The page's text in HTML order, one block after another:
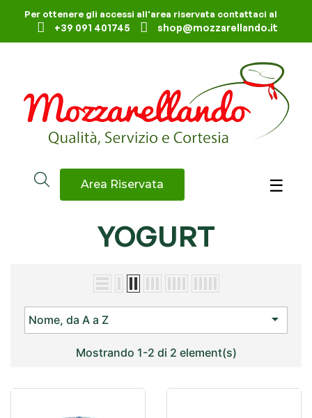
Per ottenere gli accessi all'area riservata contattaci al
+39 091 401745 shop@mozzarellando.it
☰
Area Riservata
YOGURT
Nome, da A a Z 
Mostrando 1-2 di 2 element(s)